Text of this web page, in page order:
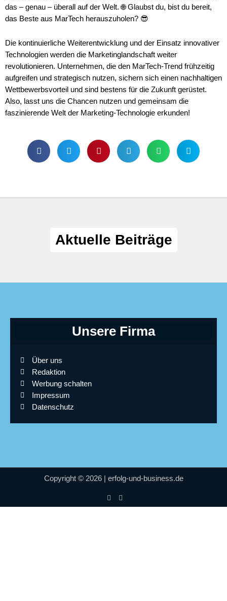
das – genau – überall auf der Welt. 🌐 Glaubst du, bist du bereit,
das Beste aus MarTech herauszuholen? 😎
Die kontinuierliche Weiterentwicklung und der Einsatz innovativer
Technologien werden die Marketinglandschaft weiter
revolutionieren. Unternehmen, die den MarTech-Trend frühzeitig
aufgreifen und strategisch nutzen, sichern sich einen nachhaltigen
Wettbewerbsvorteil und sind bestens für die Zukunft gerüstet.
Also, lasst uns die Chancen nutzen und gemeinsam die
faszinierende Welt der Marketing-Technologie erkunden!
Aktuelle Beiträge
Unsere Firma
Über uns
Redaktion
Werbung schalten
Impressum
Datenschutz
Copyright © 2026 | erfolg-und-business.de